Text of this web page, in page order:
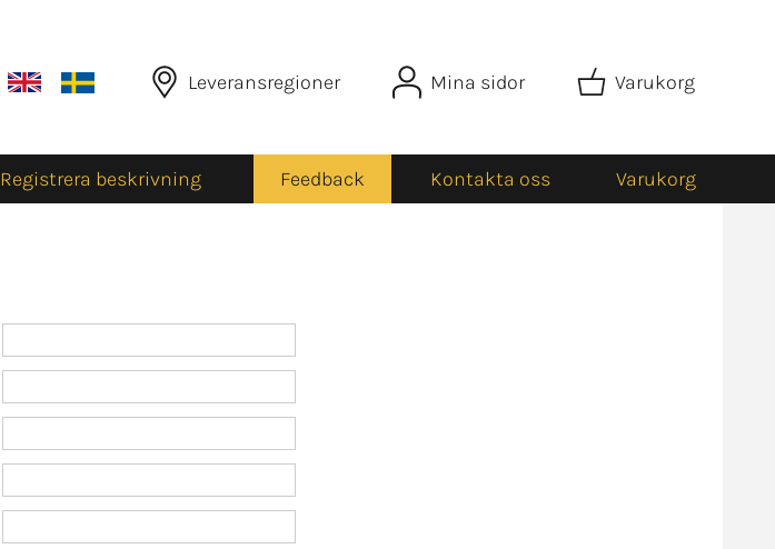
Leveransregioner Mina sidor Varukorg
Registrera beskrivning Feedback Kontakta oss Varukorg